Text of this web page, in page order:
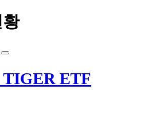
ETF